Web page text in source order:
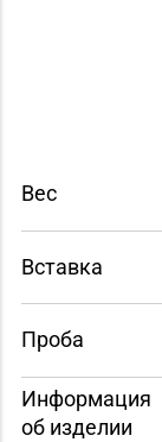
Вес
Вставка
Проба
Информация
об изделии